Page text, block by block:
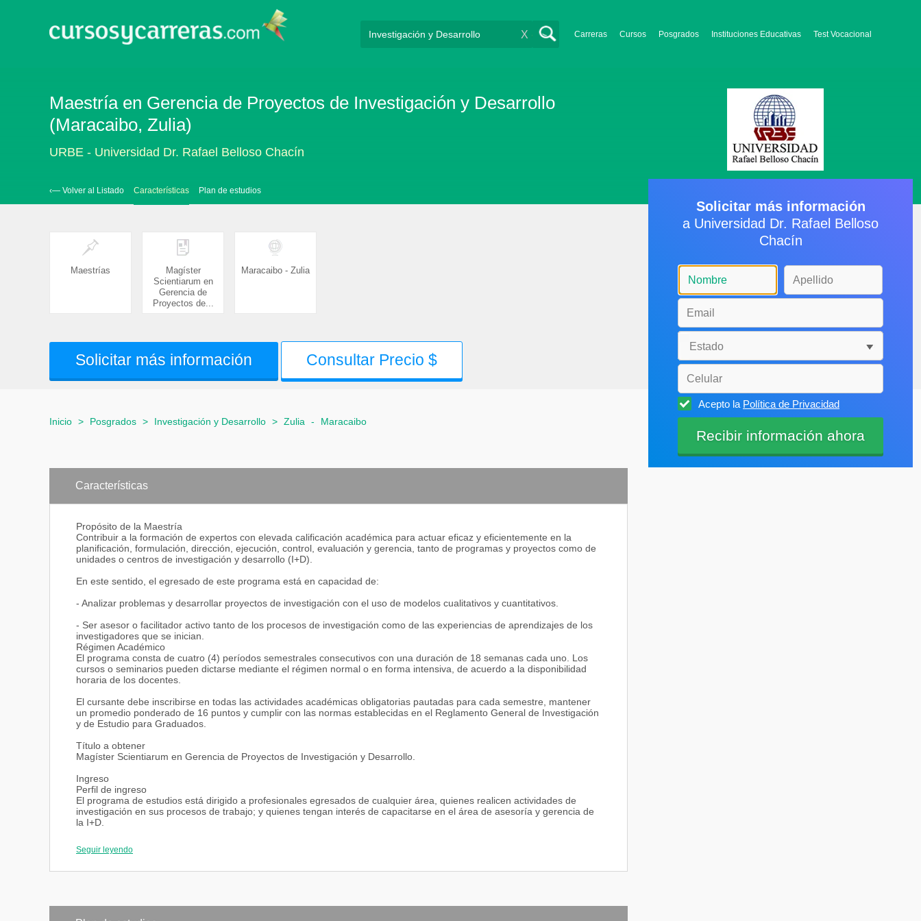
Carreras Cursos Posgrados Instituciones Educativas Test Vocacional
X
Maestría en Gerencia de Proyectos de Investigación y Desarrollo
(Maracaibo, Zulia)
URBE - Universidad Dr. Rafael Belloso Chacín
‹— Volver al Listado Características Plan de estudios
Maestrías
Magíster
Scientiarum en
Gerencia de
Proyectos de...
Maracaibo - Zulia
Solicitar más información Consultar Precio $
Inicio > Posgrados > Investigación y Desarrollo > Zulia - Maracaibo
Características
Propósito de la Maestría
Contribuir a la formación de expertos con elevada calificación académica para actuar eficaz y eficientemente en la
planificación, formulación, dirección, ejecución, control, evaluación y gerencia, tanto de programas y proyectos como de
unidades o centros de investigación y desarrollo (I+D).
En este sentido, el egresado de este programa está en capacidad de:
- Analizar problemas y desarrollar proyectos de investigación con el uso de modelos cualitativos y cuantitativos.
- Ser asesor o facilitador activo tanto de los procesos de investigación como de las experiencias de aprendizajes de los
investigadores que se inician.
Régimen Académico
El programa consta de cuatro (4) períodos semestrales consecutivos con una duración de 18 semanas cada uno. Los
cursos o seminarios pueden dictarse mediante el régimen normal o en forma intensiva, de acuerdo a la disponibilidad
horaria de los docentes.
El cursante debe inscribirse en todas las actividades académicas obligatorias pautadas para cada semestre, mantener
un promedio ponderado de 16 puntos y cumplir con las normas establecidas en el Reglamento General de Investigación
y de Estudio para Graduados.
Título a obtener
Magíster Scientiarum en Gerencia de Proyectos de Investigación y Desarrollo.
Ingreso
Perfil de ingreso
El programa de estudios está dirigido a profesionales egresados de cualquier área, quienes realicen actividades de
investigación en sus procesos de trabajo; y quienes tengan interés de capacitarse en el área de asesoría y gerencia de
la I+D.
- Poseer título universitario en cualquier rama del conocimiento, otorgado por una universidad reconocida.
Seguir leyendo
Solicitar más información
a Universidad Dr. Rafael Belloso
Chacín
Acepto la Política de Privacidad